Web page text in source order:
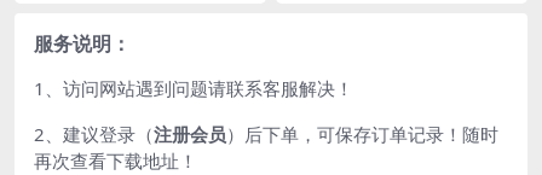
服务说明：
1、访问网站遇到问题请联系客服解决！
2、建议登录（注册会员）后下单，可保存订单记录！随时
再次查看下载地址！